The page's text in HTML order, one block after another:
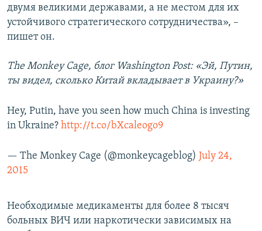
двумя великими державами, а не местом для их
устойчивого стратегического сотрудничества», –
пишет он.
The Monkey Cage, блог Washington Post: «Эй, Путин,
ты видел, сколько Китай вкладывает в Украину?»
Hey, Putin, have you seen how much China is investing
in Ukraine? http://t.co/bXcaleogo9
— The Monkey Cage (@monkeycageblog) July 24,
2015
Необходимые медикаменты для более 8 тысяч
больных ВИЧ или наркотически зависимых на